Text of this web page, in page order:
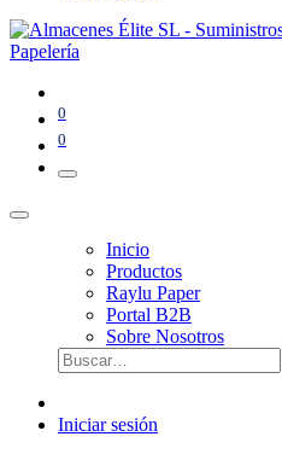
0
0
Inicio
Productos
Raylu Paper
Portal B2B
Sobre Nosotros
Iniciar sesión